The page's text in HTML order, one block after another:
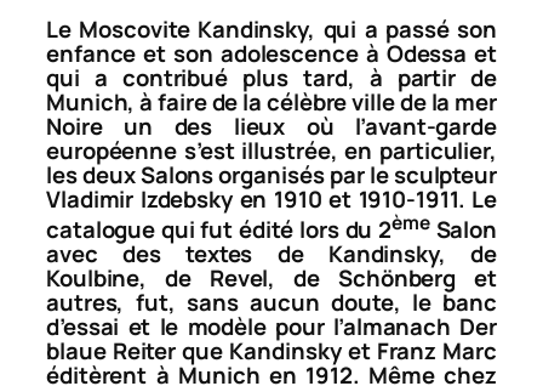
Le Moscovite Kandinsky, qui a passé son
enfance et son adolescence à Odessa et
qui a contribué plus tard, à partir de
Munich, à faire de la célèbre ville de la mer
Noire un des lieux où l’avant-garde
européenne s’est illustrée, en particulier,
les deux Salons organisés par le sculpteur
Vladimir Izdebsky en 1910 et 1910-1911. Le
catalogue qui fut édité lors du 2èmeSalon
avec des textes de Kandinsky, de
Koulbine, de Revel, de Schönberg et
autres, fut, sans aucun doute, le banc
d’essai et le modèle pour l’almanach Der
blaue Reiterque Kandinsky et Franz Marc
éditèrent à Munich en 1912. Même chez